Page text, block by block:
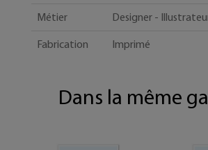
Métier Designer -
Fabrication Imprimé
Dans la même